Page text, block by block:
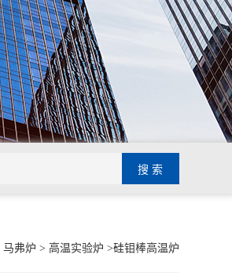
马弗炉 > 高温实验炉 >硅钼棒高温炉